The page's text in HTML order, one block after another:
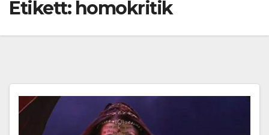
Etikett: homokritik